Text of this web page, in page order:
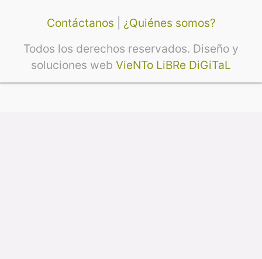
Contáctanos
¿Quiénes somos?
Todos los derechos reservados. Diseño y
soluciones web VieNTo LiBRe DiGiTaL